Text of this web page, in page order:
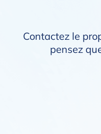
Contactez le
pensez